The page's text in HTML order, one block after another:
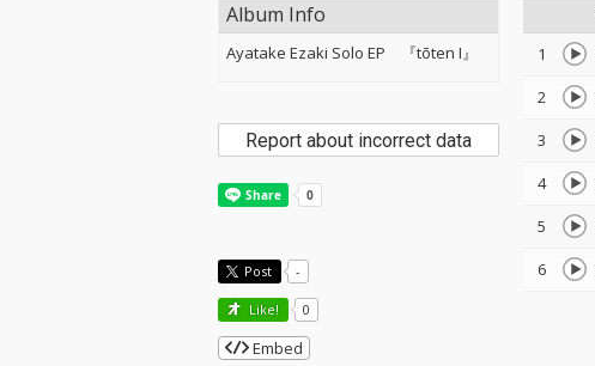
1
2
3
4
5
6
Album Info
Ayatake Ezaki Solo EP 『tōten I』
Report about incorrect data
Post -
Like! 0
Embed